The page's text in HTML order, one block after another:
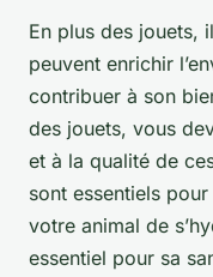
En plus des jouets,
peuvent enrichir
contribuer à son
des jouets, vous
et à la qualité de
sont essentiels
votre animal de
essentiel pour sa